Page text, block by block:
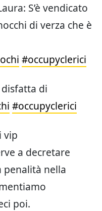
S’è vendicato
di verza che è
#occupyclerici
disfatta di
#occupyclerici
vip
a decretare
penalità nella
poi.